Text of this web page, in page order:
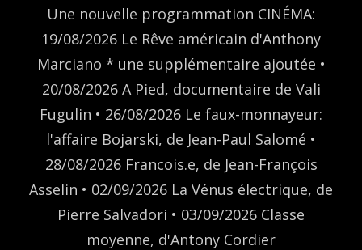
Une nouvelle programmation CINÉMA:
19/08/2026 Le Rêve américain d'Anthony
Marciano * une supplémentaire ajoutée •
20/08/2026 A Pied, documentaire de Vali
Fugulin • 26/08/2026 Le faux-monnayeur:
l'affaire Bojarski, de Jean-Paul Salomé •
28/08/2026 Francois.e, de Jean-François
Asselin • 02/09/2026 La Vénus électrique, de
Pierre Salvadori • 03/09/2026 Classe
moyenne, d'Antony Cordier